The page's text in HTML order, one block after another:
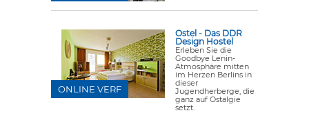
Ostel - Das DDR
Design Hostel
Erleben Sie die
Goodbye Lenin-
Atmosphäre mitten
im Herzen Berlins in
dieser
Jugendherberge, die
ganz auf Ostalgie
setzt.
ONLINE VERF